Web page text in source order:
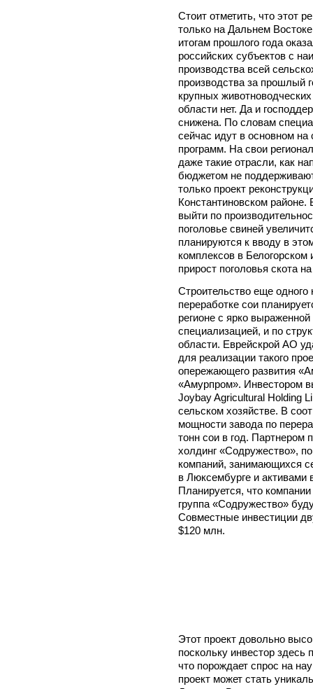
Стоит отметить, что этот
только на Дальнем
итогам прошлого года
российских субъектов с
производства всей
производства за прошлый
крупных
области нет. Да и
снижена. По словам
сейчас идут в основном
программ. На свои
даже такие отрасли, как
бюджетом не
только проект
Константиновском районе.
выйти по
поголовье свиней
планируются к вводу в
комплексов в
прирост поголовья скота
Строительство еще одного
переработке сои
регионе с ярко
специализацией, и по
области. Еврейскрой АО
для реализации такого
опережающего развития
«Амурпром». Инвестором
Joybay Agricultural Holding
сельском хозяйстве. В
мощности завода по
тонн сои в год. Партнером
холдинг «Содружество»,
компаний, занимающихся
в Люксембурге и
Планируется, что
группа «Содружество»
Совместные инвестиции
$120 млн.
Этот проект довольно
поскольку инвестор здесь
что порождает спрос на
проект может стать